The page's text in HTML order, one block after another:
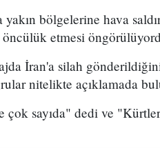
bölgelerine hava
öncülük etmesi
İran'a silah
nitelikte açıklamada
sayıda" dedi ve